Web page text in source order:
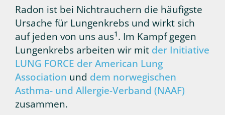
Radon ist bei Nichtrauchern die häufigste
Ursache für Lungenkrebs und wirkt sich
auf jeden von uns aus1. Im Kampf gegen
Lungenkrebs arbeiten wir mit der Initiative
LUNG FORCE der American Lung
Association und dem norwegischen
Asthma- und Allergie-Verband (NAAF)
zusammen.